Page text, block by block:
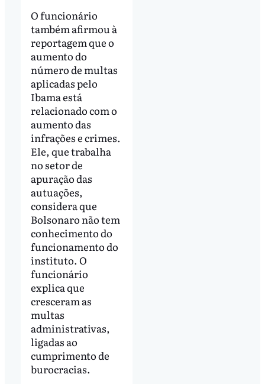
O funcionário
também afirmou à
reportagem que o
aumento do
número de multas
aplicadas pelo
Ibama está
relacionado com o
aumento das
infrações e crimes.
Ele, que trabalha
no setor de
apuração das
autuações,
considera que
Bolsonaro não tem
conhecimento do
funcionamento do
instituto. O
funcionário
explica que
cresceram as
multas
administrativas,
ligadas ao
cumprimento de
burocracias.